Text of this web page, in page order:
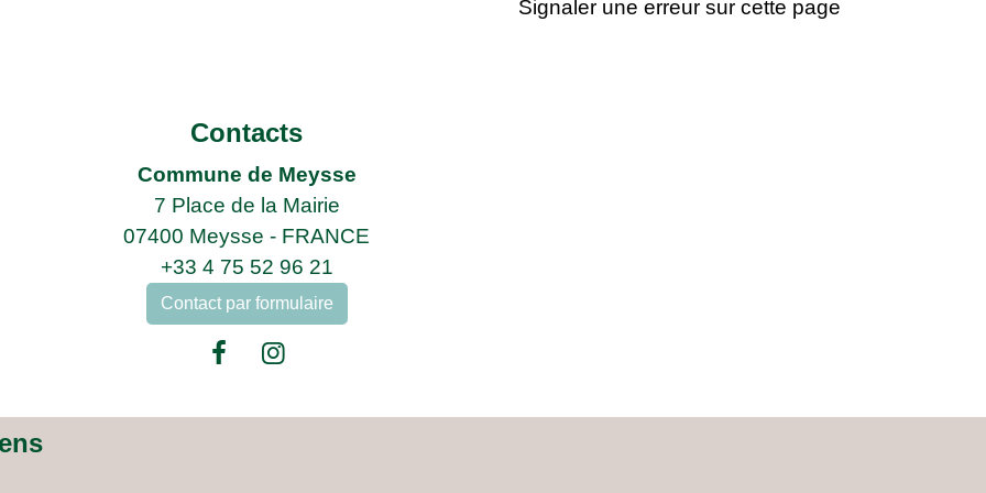
Signaler une erreur sur cette page
Contacts
Commune de Meysse
7 Place de la Mairie
07400 Meysse - FRANCE
+33 4 75 52 96 21
Contact par formulaire